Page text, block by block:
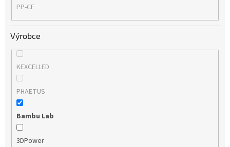
PP-CF
Výrobce
KEXCELLED
PHAETUS
Bambu Lab
3DPower